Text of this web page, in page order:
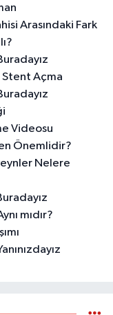
Arasındaki Fark
Açma
Videosu
Önemlidir?
Nelere
mıdır?